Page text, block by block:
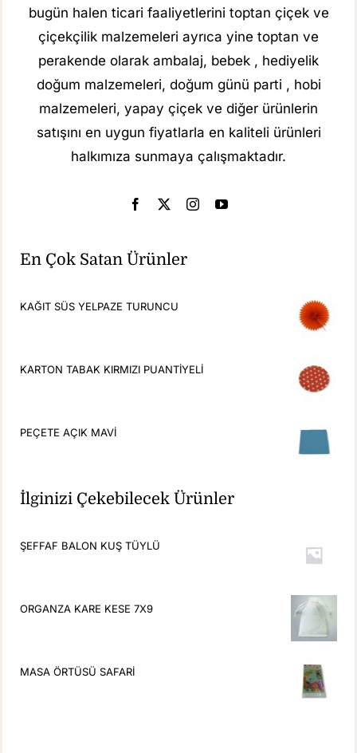
bugün halen ticari faaliyetlerini toptan çiçek ve
çiçekçilik malzemeleri ayrıca yine toptan ve
perakende olarak ambalaj, bebek , hediyelik
doğum malzemeleri, doğum günü parti , hobi
malzemeleri, yapay çiçek ve diğer ürünlerin
satışını en uygun fiyatlarla en kaliteli ürünleri
halkımıza sunmaya çalışmaktadır.
En Çok Satan Ürünler
KAĞIT SÜS YELPAZE TURUNCU
KARTON TABAK KIRMIZI PUANTİYELİ
PEÇETE AÇIK MAVİ
İlginizi Çekebilecek Ürünler
ŞEFFAF BALON KUŞ TÜYLÜ
ORGANZA KARE KESE 7X9
MASA ÖRTÜSÜ SAFARİ